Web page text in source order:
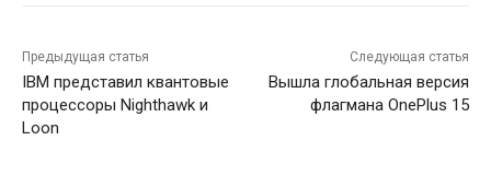
Предыдущая статья
IBM представил квантовые
процессоры Nighthawk и
Loon
Следующая статья
Вышла глобальная версия
флагмана OnePlus 15